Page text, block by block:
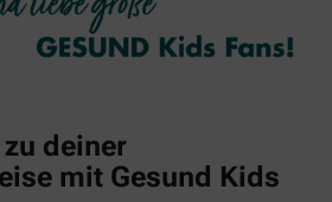
deiner
mit Gesund Kids